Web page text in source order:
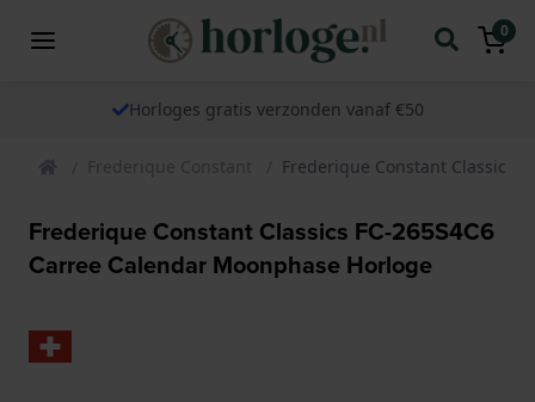
0
Horloges gratis verzonden vanaf €50
Frederique Constant Frederique Constant Classics
Frederique Constant Classics FC-265S4C6
Carree Calendar Moonphase Horloge